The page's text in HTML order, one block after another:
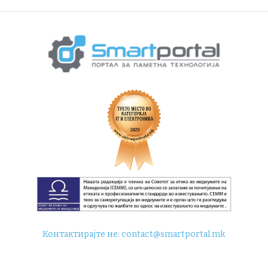
Контактирајте не:contact@smartportal.mk